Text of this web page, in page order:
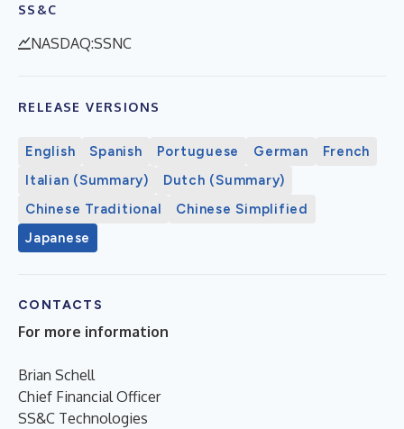
SS&C
NASDAQ:SSNC
RELEASE VERSIONS
English Spanish Portuguese German
French
Italian (Summary)
Dutch (Summary)
Chinese Traditional
Chinese Simplified
Japanese
CONTACTS
For more information
Brian Schell
Chief Financial Officer
SS&C Technologies